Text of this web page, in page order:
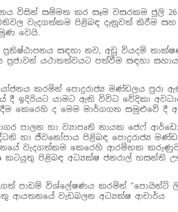
විසින් සම්මත කර සෑම වසරකම ජූලි
වැදගත්කම පිළිබඳ දැනුවත් කිරීම සහ
වෙයි.
සඳහා නව, අඩු වියදම්
යථාතත්වයට පත්වීම සඳහා
කරමින් පොදුරාජ්‍ය මණ්ඩලය පුරා
දී ඉදිරියට යාමට ඇති විවිධ වේදිකා
කෙරෙහි ද මෙම මාර්ගගත සමුළුවේ දී
පාලන හා ව්‍යාපෘති නායක ජෙෆ්
හා ජීවනෝපාය පිළිබඳ පොදුරාජ්‍ය
වැදගත්කම කෙරෙහි ආරම්භක
කටයුතු පිළිබඳ අධ්‍යක්ෂ ජනරාල්
පාඩම් විශ්ලේෂණය කරමින් “පොයින්ට්
ආයතනයේ වැඩබලන අධ්‍යක්ෂ ආචාර්ය